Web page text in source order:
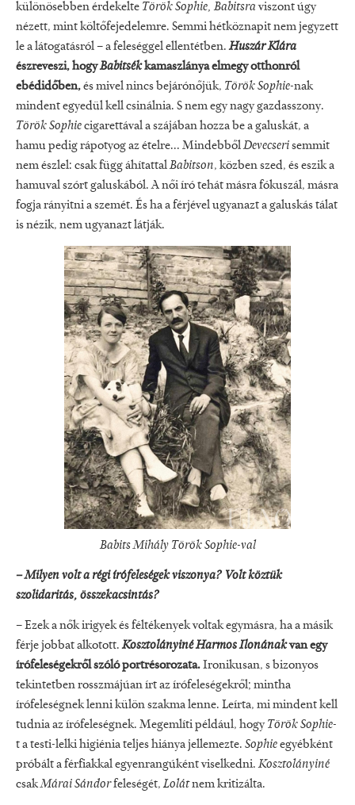
különösebben érdekelte Török Sophie, Babitsraviszont úgy
nézett, mint költőfejedelemre. Semmi hétköznapit nem jegyzett
le a látogatásról – a feleséggel ellentétben.Huszár Klára
észreveszi, hogyBabitsékkamaszlánya elmegy otthonról
ebédidőben,és mivel nincs bejárónőjük, Török Sophie-nak
mindent egyedül kell csinálnia. S nem egy nagy gazdasszony.
Török Sophiecigarettával a szájában hozza be a galuskát, a
hamu pedig rápotyog az ételre... MindebbőlDevecserisemmit
nem észlel: csak függ áhítattalBabitson, közben szed, és eszik a
hamuval szórt galuskából. A női író tehát másra fókuszál, másra
fogja rányitni a szemét. És ha a férjével ugyanazt a galuskás tálat
is nézik, nem ugyanazt látják.
Babits Mihály Török Sophie-val
– Milyen volt a régi írófeleségek viszonya? Volt köztük
szolidaritás, összekacsintás?
– Ezek a nők irigyek és féltékenyek voltak egymásra, ha a másik
férje jobbat alkotott.Kosztolányiné Harmos Ilonánakvan egy
írófeleségekről szóló portrésorozata.Ironikusan, s bizonyos
tekintetben rosszmájúan írt az írófeleségekről; mintha
írófeleségnek lenni külön szakma lenne. Leírta, mi mindent kell
tudnia az írófeleségnek. Megemlíti például, hogyTörök Sophie-
t a testi-lelki higiénia teljes hiánya jellemezte. Sophieegyébként
próbált a férfiakkal egyenrangúként viselkedni.Kosztolányiné
csakMárai Sándorfeleségét,Lolátnem kritizálta.